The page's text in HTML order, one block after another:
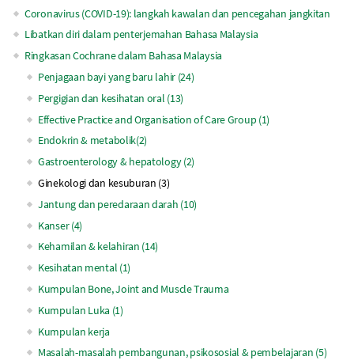
Coronavirus (COVID-19): langkah kawalan dan pencegahan jangkitan
Libatkan diri dalam penterjemahan Bahasa Malaysia
Ringkasan Cochrane dalam Bahasa Malaysia
Penjagaan bayi yang baru lahir (24)
Pergigian dan kesihatan oral (13)
Effective Practice and Organisation of Care Group (1)
Endokrin & metabolik(2)
Gastroenterology & hepatology (2)
Ginekologi dan kesuburan (3)
Jantung dan peredaraan darah (10)
Kanser (4)
Kehamilan & kelahiran (14)
Kesihatan mental (1)
Kumpulan Bone, Joint and Muscle Trauma
Kumpulan Luka (1)
Kumpulan kerja
Masalah-masalah pembangunan, psikososial & pembelajaran (5)